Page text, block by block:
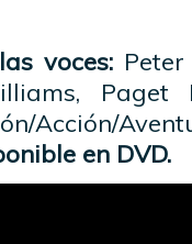
voces:
Paget
Acción/
en DVD.